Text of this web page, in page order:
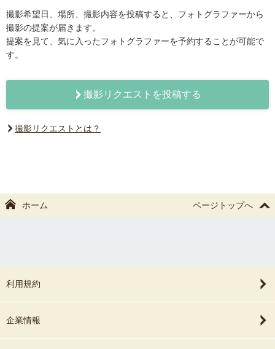
撮影希望日、場所、撮影内容を投稿すると、フォトグラファーから
撮影の提案が届きます。
提案を見て、気に入ったフォトグラファーを予約することが可能で
す。
撮影リクエストを投稿する
撮影リクエストとは？
ホーム ページトップへ
利用規約
企業情報